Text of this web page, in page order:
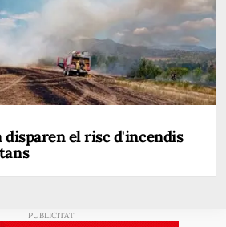
disparen el risc d'incendis